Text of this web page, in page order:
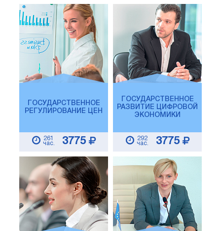
ГОСУДАРСТВЕННОЕ
РЕГУЛИРОВАНИЕ ЦЕН
261
час.
3775
ГОСУДАРСТВЕННОЕ
РАЗВИТИЕ ЦИФРОВОЙ
ЭКОНОМИКИ
292
час.
3775